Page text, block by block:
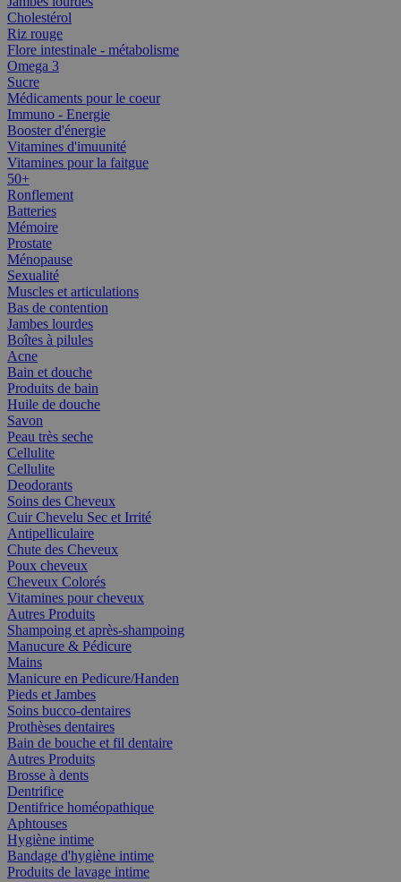
Cholestérol
Riz rouge
Flore intestinale - métabolisme
Omega 3
Sucre
Médicaments pour le coeur
Immuno - Energie
Booster d'énergie
Vitamines d'imuunité
Vitamines pour la faitgue
50+
Ronflement
Batteries
Mémoire
Prostate
Ménopause
Sexualité
Muscles et articulations
Bas de contention
Jambes lourdes
Boîtes à pilules
Acne
Bain et douche
Produits de bain
Huile de douche
Savon
Peau très seche
Cellulite
Cellulite
Deodorants
Soins des Cheveux
Cuir Chevelu Sec et Irrité
Antipelliculaire
Chute des Cheveux
Poux cheveux
Cheveux Colorés
Vitamines pour cheveux
Autres Produits
Shampoing et après-shampoing
Manucure & Pédicure
Mains
Manicure en Pedicure/Handen
Pieds et Jambes
Soins bucco-dentaires
Prothèses dentaires
Bain de bouche et fil dentaire
Autres Produits
Brosse à dents
Dentrifice
Dentifrice homéopathique
Aphtouses
Hygiène intime
Bandage d'hygiène intime
Produits de lavage intime